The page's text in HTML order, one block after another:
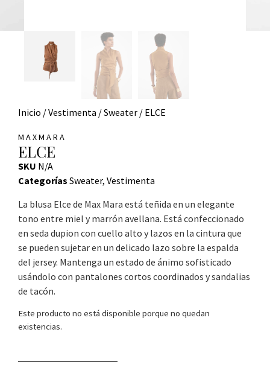
Inicio /Vestimenta /Sweater / ELCE
MAXMARA
ELCE
SKU N/A
Categorías Sweater, Vestimenta
La blusa Elce de Max Mara está teñida en un elegante
tono entre miel y marrón avellana. Está confeccionado
en seda dupion con cuello alto y lazos en la cintura que
se pueden sujetar en un delicado lazo sobre la espalda
del jersey. Mantenga un estado de ánimo sofisticado
usándolo con pantalones cortos coordinados y sandalias
de tacón.
Este producto no está disponible porque no quedan
existencias.